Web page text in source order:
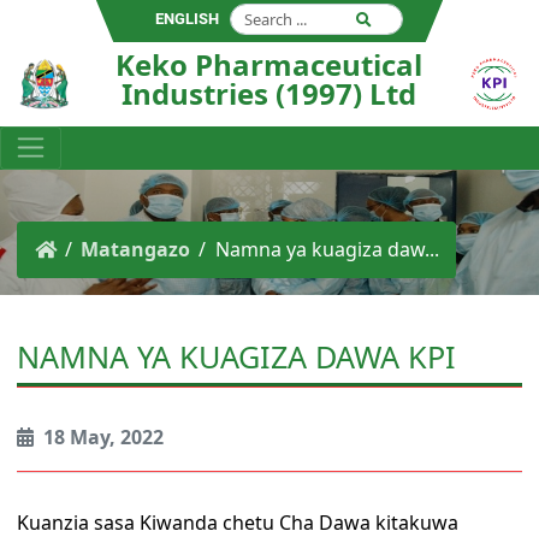
ENGLISH
Keko Pharmaceutical
Industries (1997) Ltd
Matangazo Namna ya kuagiza daw...
NAMNA YA KUAGIZA DAWA KPI
18 May, 2022
Kuanzia sasa Kiwanda chetu Cha Dawa kitakuwa